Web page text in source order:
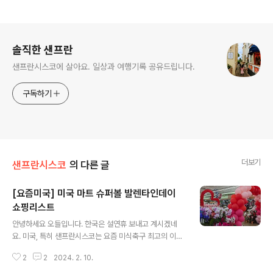
솔직한 샌프란
샌프란시스코에 살아요. 일상과 여행기록 공유드립니다.
구독하기
샌프란시스코 의 다른 글 더보기
[요즘미국] 미국 마트 슈퍼볼 발렌타인데이
쇼핑리스트
안녕하세요 오들입니다. 한국은 설연휴 보내고 계시겠네
요. 미국, 특히 샌프란시스코는 요즘 미식축구 최고의 이벤
에요. 올해 슈퍼볼은 샌프란시스코의 포티나이너즈 49er
2 2 2024. 2. 10.